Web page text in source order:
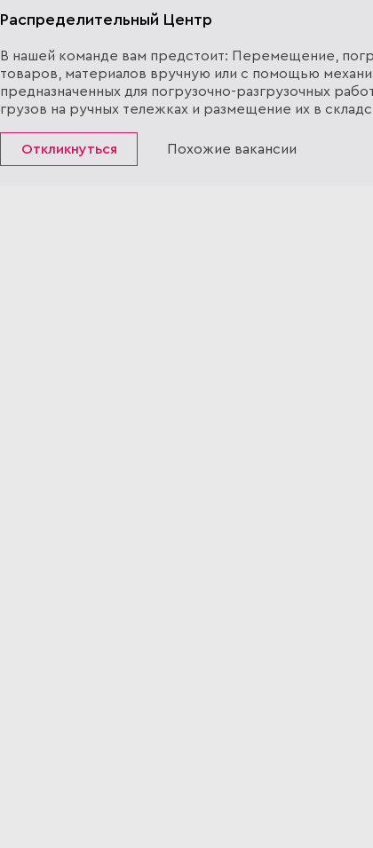
Распределительный Центр
В нашей команде вам предстоит: Перемещение,
товаров, материалов вручную или с помощью
предназначенных для погрузочно-разгрузочных
грузов на ручных тележках и размещение их в
напольном...
Откликнуться Похожие вакансии